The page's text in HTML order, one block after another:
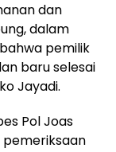
dan
dalam
pemilik
baru selesai
Jayadi.
Pol Joas
pemeriksaan